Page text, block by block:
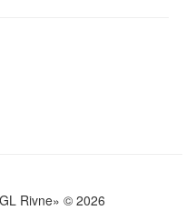
Rivne» © 2026